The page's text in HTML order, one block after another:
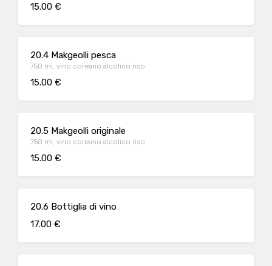
15.00 €
20.4 Makgeolli pesca
750 ml, vino coreano alcolico riso
15.00 €
20.5 Makgeolli originale
750 ml, vino coreano alcolico riso
15.00 €
20.6 Bottiglia di vino
17.00 €